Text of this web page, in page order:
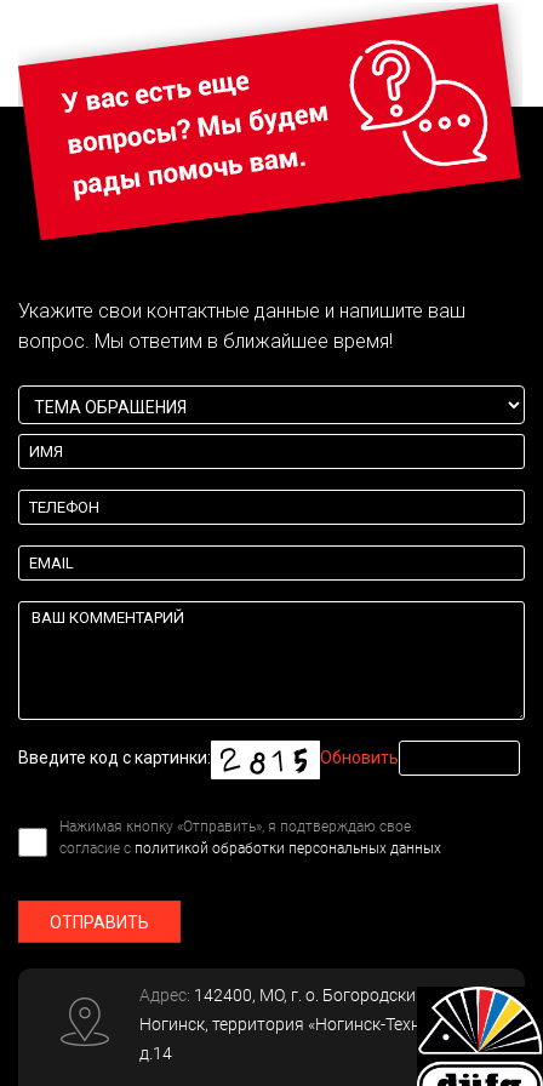
Укажите свои контактные данные и напишите ваш
вопрос. Мы ответим в ближайшее время!
Введите код с картинки: Обновить
Нажимая кнопку «Отправить», я подтверждаю свое
согласие с политикой обработки персональных данных
ОТПРАВИТЬ
Адрес: 142400, МО, г. о. Богородский, г.
Ногинск, территория «Ногинск-Технопарк»,
д.14